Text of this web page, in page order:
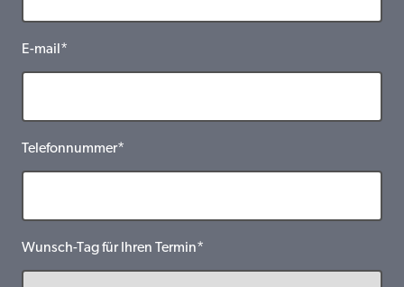
E-mail*
Telefonnummer*
Wunsch-Tag für Ihren Termin*